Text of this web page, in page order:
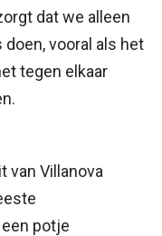
dat we alleen
vooral als het
tegen elkaar
van Villanova
potje